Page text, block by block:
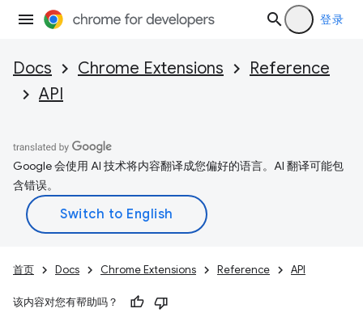
登录
Docs Chrome Extensions
Reference
API
Google 会使用 AI 技术将内容翻译成您偏好的语言。AI 翻译可能包
含错误。
首页 Docs Chrome Extensions Reference API
该内容对您有帮助吗？